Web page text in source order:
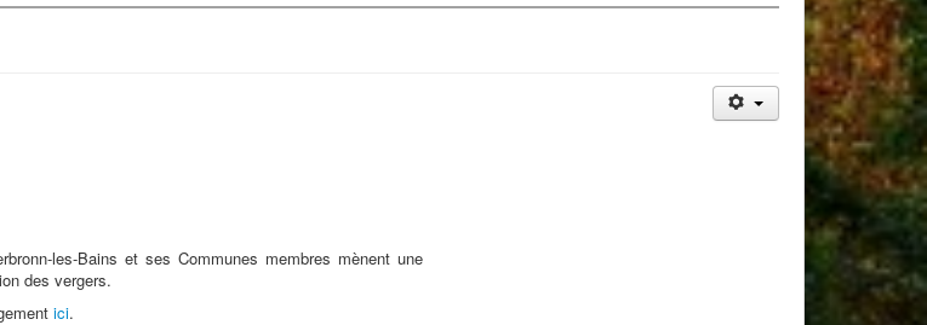
les-Bains et ses Communes membres mènent une
des vergers.
ici.